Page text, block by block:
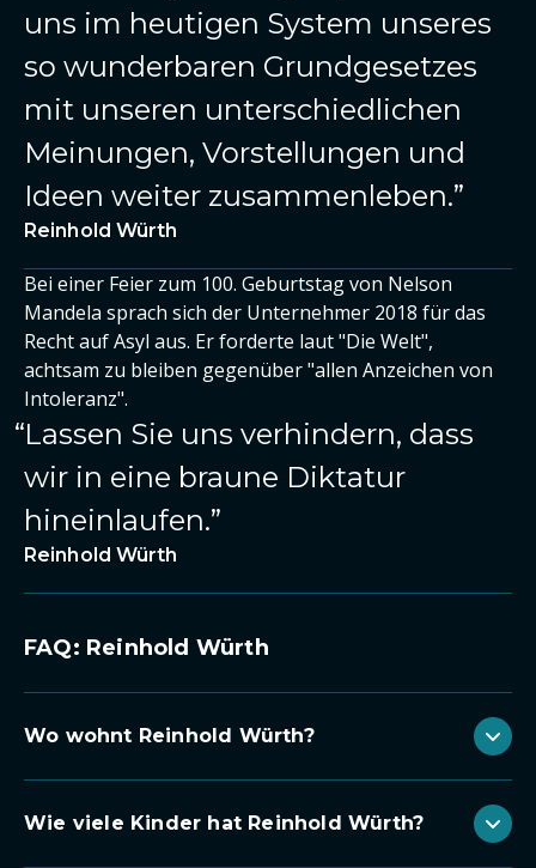
uns im heutigen System unseres
so wunderbaren Grundgesetzes
mit unseren unterschiedlichen
Meinungen, Vorstellungen und
Ideen weiter zusammenleben.
Reinhold Würth
Bei einer Feier zum 100. Geburtstag von Nelson
Mandela sprach sich der Unternehmer 2018 für das
Recht auf Asyl aus. Er forderte laut "Die Welt",
achtsam zu bleiben gegenüber "allen Anzeichen von
Intoleranz".
Lassen Sie uns verhindern, dass
wir in eine braune Diktatur
hineinlaufen.
Reinhold Würth
FAQ: Reinhold Würth
Wo wohnt Reinhold Würth?
Wie viele Kinder hat Reinhold Würth?